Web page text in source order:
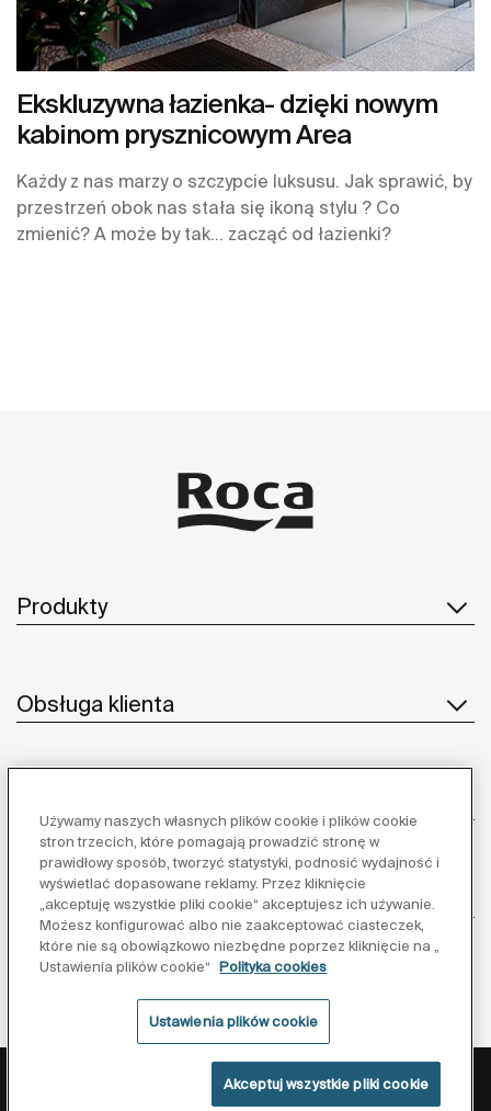
Ekskluzywna łazienka- dzięki nowym
kabinom prysznicowym Area
Każdy z nas marzy o szczypcie luksusu. Jak sprawić, by
przestrzeń obok nas stała się ikoną stylu ? Co
zmienić? A może by tak… zacząć od łazienki?
Produkty
Obsługa klienta
Inspiracja
Obserwuj nas:
Polityka ochrony danych
Warunki korzystania z serwisu
Polityka cookies
Używamy naszych własnych plików cookie i plików cookie
stron trzecich, które pomagają prowadzić stronę w
prawidłowy sposób, tworzyć statystyki, podnosić wydajność i
wyświetlać dopasowane reklamy. Przez kliknięcie
„akceptuję wszystkie pliki cookie“ akceptujesz ich używanie.
Możesz konfigurować albo nie zaakceptować ciasteczek,
które nie są obowiązkowo niezbędne poprzez kliknięcie na „
Ustawienia plików cookie“
Polityka cookies
Ustawienia plików cookie
Akceptuj wszystkie pliki cookie